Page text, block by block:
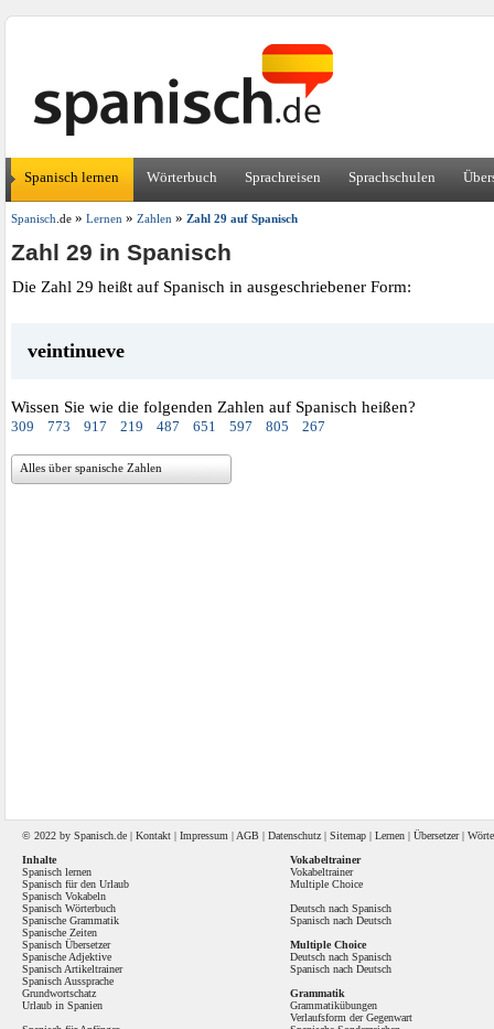
Spanisch lernen Wörterbuch Sprachreisen Sprachschulen
Spanisch .de» Lernen» Zahlen» Zahl 29 auf Spanisch
Zahl 29 in Spanisch
Die Zahl 29 heißt auf Spanisch in ausgeschriebener Form:
veintinueve
Wissen Sie wie die folgenden Zahlen auf Spanisch heißen?
309 773 917 219 487 651 597 805 267
Alles über spanische Zahlen
© 2022 by Spanisch .de | Kontakt | Impressum | AGB | Datenschutz | Sitemap | Lernen | Übersetzer|
Inhalte
Spanisch lernen
Spanisch für den Urlaub
Spanisch Vokabeln
Spanisch Wörterbuch
Spanische Grammatik
Spanische Zeiten
Spanisch Übersetzer
Spanische Adjektive
Spanisch Artikeltrainer
Spanisch Aussprache
Grundwortschatz
Urlaub in Spanien
Vokabeltrainer
Vokabeltrainer
Multiple Choice
Deutsch nach Spanisch
Spanisch nach Deutsch
Multiple Choice
Deutsch nach Spanisch
Spanisch nach Deutsch
Grammatik
Grammatikübungen
Verlaufsform der Gegenwart